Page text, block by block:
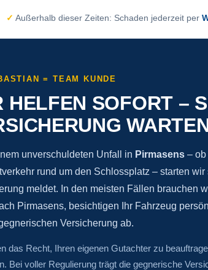
✓ Außerhalb dieser Zeiten: Schaden jederzeit per
= TEAM KUNDE
HELFEN SOFORT –
unverschuldeten Unfall in Pirmasens – ob
rund um den Schlossplatz – starten
meldet. In den meisten Fällen brauchen
Pirmasens, besichtigen Ihr Fahrzeug
Versicherung ab.
das Recht, Ihren eigenen Gutachter zu
Bei voller Regulierung trägt die gegnerische